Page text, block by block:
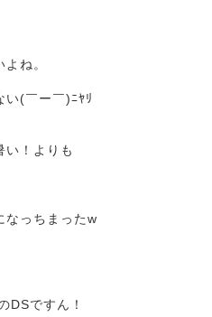
ね。
い(￣ー￣)ﾆﾔﾘ
い！よりも
なっちまったw
DSですん！